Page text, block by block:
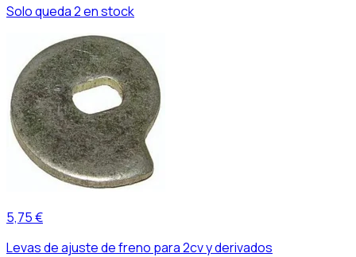
Solo queda 2 en stock
5,75 €
Levas de ajuste de freno para 2cv y derivados